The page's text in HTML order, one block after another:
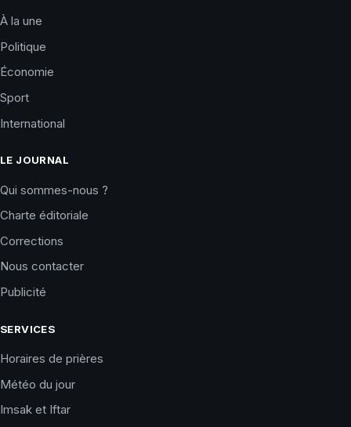
À la une
Politique
Économie
Sport
International
LE JOURNAL
Qui sommes-nous ?
Charte éditoriale
Corrections
Nous contacter
Publicité
SERVICES
Horaires de prières
Météo du jour
Imsak et Iftar